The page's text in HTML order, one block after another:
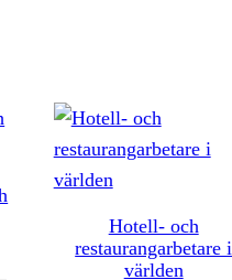
Hotell- och
restaurangarbetare i
världen